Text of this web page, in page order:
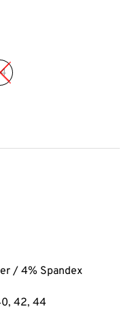
/ 4% Spandex
, 42, 44